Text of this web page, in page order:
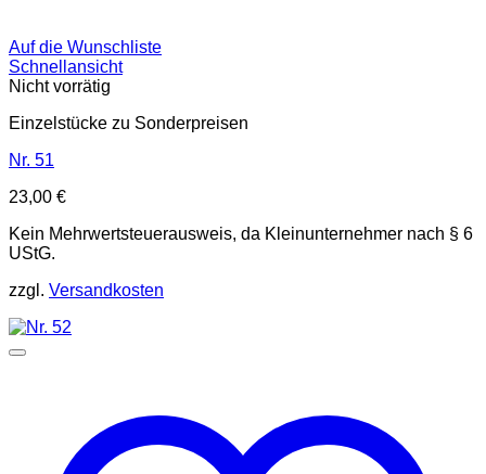
Auf die Wunschliste
Schnellansicht
Nicht vorrätig
Einzelstücke zu Sonderpreisen
Nr. 51
23,00 €
Kein Mehrwertsteuerausweis, da Kleinunternehmer nach § 6
UStG.
zzgl. Versandkosten